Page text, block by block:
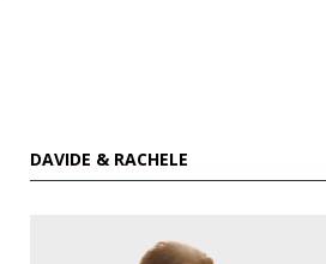
DAVIDE & RACHELE